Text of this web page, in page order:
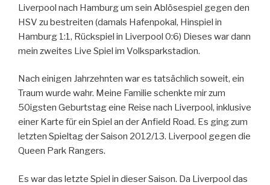
Liverpool nach Hamburg um sein Ablösespiel gegen den
HSV zu bestreiten (damals Hafenpokal, Hinspiel in
Hamburg 1:1, Rückspiel in Liverpool 0:6) Dieses war dann
mein zweites Live Spiel im Volksparkstadion.
Nach einigen Jahrzehnten war es tatsächlich soweit, ein
Traum wurde wahr. Meine Familie schenkte mir zum
50igsten Geburtstag eine Reise nach Liverpool, inklusive
einer Karte für ein Spiel an der Anfield Road. Es ging zum
letzten Spieltag der Saison 2012/13. Liverpool gegen die
Queen Park Rangers.
Es war das letzte Spiel in dieser Saison. Da Liverpool das